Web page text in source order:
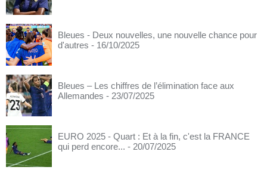
Bleues - Deux nouvelles, une nouvelle chance pour
d'autres - 16/10/2025
Bleues – Les chiffres de l’élimination face aux
Allemandes - 23/07/2025
EURO 2025 - Quart : Et à la fin, c'est la FRANCE
qui perd encore... - 20/07/2025